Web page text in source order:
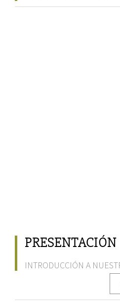
PRESENTACIÓN
INTRODUCCIÓN A